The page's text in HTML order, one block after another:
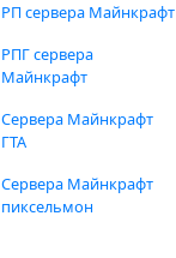
РП сервера Майнкрафт
РПГ сервера
Майнкрафт
Сервера Майнкрафт
ГТА
Сервера Майнкрафт
пиксельмон